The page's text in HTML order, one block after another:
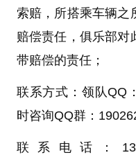
索赔，所搭乘车辆之
赔偿责任，俱乐部对
带赔偿的责任；
联系方式：领队QQ
时咨询QQ群：
联系电话：